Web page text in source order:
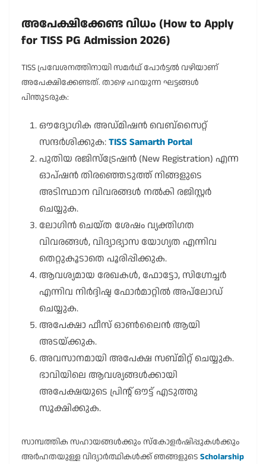
അപേക്ഷിക്കേണ്ട വിധം (How to Apply
for TISS PG Admission 2026)
TISS പ്രവേശനത്തിനായി സമർഥ് പോർട്ടൽ വഴിയാണ്
അപേക്ഷിക്കേണ്ടത്. താഴെ പറയുന്ന ഘട്ടങ്ങൾ
പിന്തുടരുക:
ഔദ്യോഗിക അഡ്മിഷൻ വെബ്സൈറ്റ്
സന്ദർശിക്കുക:TISS Samarth Portal
പുതിയ രജിസ്ട്രേഷൻ (New Registration) എന്ന
ഓപ്ഷൻ തിരഞ്ഞെടുത്ത് നിങ്ങളുടെ
അടിസ്ഥാന വിവരങ്ങൾ നൽകി രജിസ്റ്റർ
ചെയ്യുക.
ലോഗിൻ ചെയ്ത ശേഷം വ്യക്തിഗത
വിവരങ്ങൾ, വിദ്യാഭ്യാസ യോഗ്യത എന്നിവ
തെറ്റുകൂടാതെ പൂരിപ്പിക്കുക.
ആവശ്യമായ രേഖകൾ, ഫോട്ടോ, സിഗ്നേച്ചർ
എന്നിവ നിർദ്ദിഷ്ട ഫോർമാറ്റിൽ അപ്‌ലോഡ്
ചെയ്യുക.
അപേക്ഷാ ഫീസ് ഓൺലൈൻ ആയി
അടയ്ക്കുക.
അവസാനമായി അപേക്ഷ സബ്മിറ്റ് ചെയ്യുക.
ഭാവിയിലെ ആവശ്യങ്ങൾക്കായി
അപേക്ഷയുടെ പ്രിന്റ് ഔട്ട് എടുത്തു
സൂക്ഷിക്കുക.
സാമ്പത്തിക സഹായങ്ങൾക്കും സ്കോളർഷിപ്പുകൾക്കും
അർഹതയുള്ള വിദ്യാർത്ഥികൾക്ക് ഞങ്ങളുടെ Scholarship